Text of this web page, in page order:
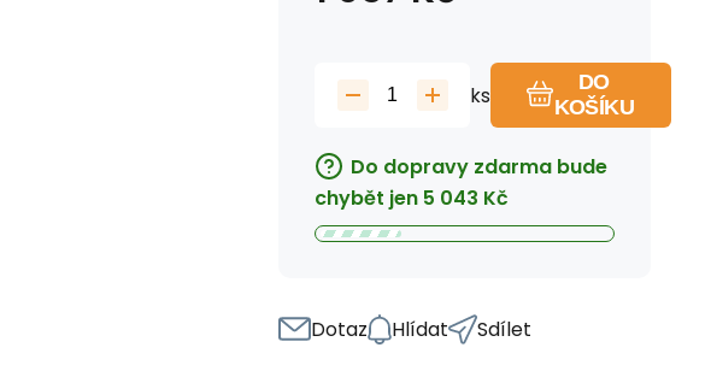
ks
DO
KOŠÍKU
Do dopravy zdarma bude
chybět jen 5 043 Kč
Dotaz Hlídat Sdílet